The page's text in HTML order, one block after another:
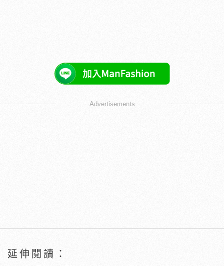
Advertisements
延伸閱讀：